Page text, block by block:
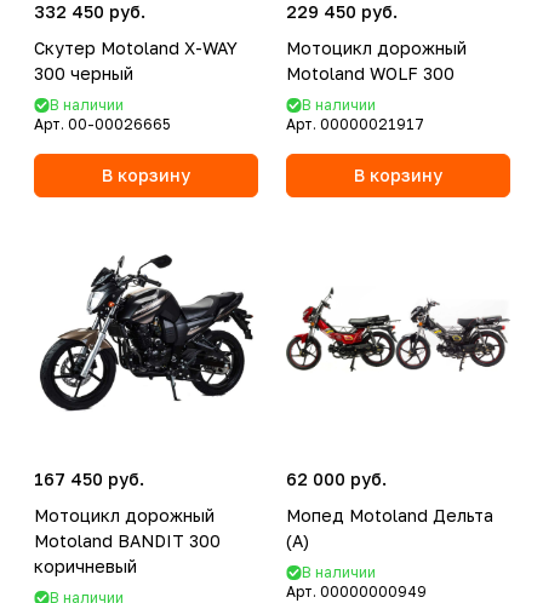
332 450 руб.
Скутер Motoland X-WAY
300 черный
В наличии
Арт. 00-00026665
В корзину
229 450 руб.
Мотоцикл дорожный
Motoland WOLF 300
В наличии
Арт. 00000021917
В корзину
167 450 руб.
Мотоцикл дорожный
Motoland BANDIT 300
коричневый
В наличии
62 000 руб.
Мопед Motoland Дельта
(А)
В наличии
Арт. 00000000949